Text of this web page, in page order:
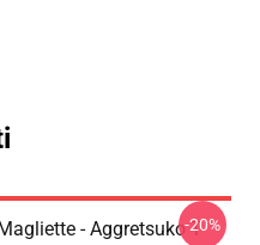
- Aggretsuko T--20%